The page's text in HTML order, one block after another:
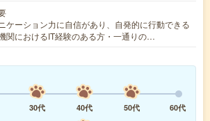
ケーション力に自信があり、自発的に行動できる
関におけるIT経験のある方・一通りの…
30代 40代 50代
60代